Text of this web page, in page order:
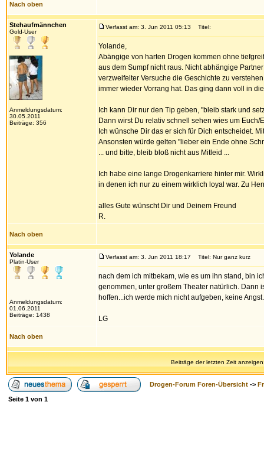
Nach oben
Stehaufmännchen
Gold-User
Anmeldungsdatum:
30.05.2011
Beiträge: 356
Verfasst am: 3. Jun 2011 05:13 Titel:
Yolande,
Abängige von harten Drogen kommen ohne
aus dem Sumpf nicht raus. Nicht abhängige
verzweifelter Versuche die Geschichte zu
immer wieder Vorrang hat. Das ging dann voll in
Ich kann Dir nur den Tip geben, "bleib stark und
Dann wirst Du relativ schnell sehen wies um Euch/
Ich wünsche Dir das er sich für Dich entscheidet.
Ansonsten würde gelten "lieber ein Ende ohne
... und bitte, bleib bloß nicht aus Mitleid ...
Ich habe eine lange Drogenkarriere hinter mir.
in denen ich nur zu einem wirklich loyal war. Zu
alles Gute wünscht Dir und Deinem Freund
R.
Nach oben
Yolande
Platin-User
Anmeldungsdatum:
01.06.2011
Beiträge: 1438
Verfasst am: 3. Jun 2011 18:17 Titel: Nur ganz kurz
nach dem ich mitbekam, wie es um ihn stand, bin
genommen, unter großem Theater natürlich. Dann
hoffen...ich werde mich nicht aufgeben, keine Angst.
LG
Nach oben
Beiträge der letzten Zeit
Drogen-Forum Foren-Übersicht ->
Seite 1 von 1